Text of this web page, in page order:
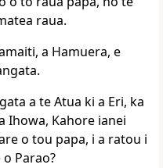
raua.
a Hamuera, e
a te Atua ki a Eri, ka
Ihowa, Kahore ianei
o tou papa, i a ratou i
Parao?